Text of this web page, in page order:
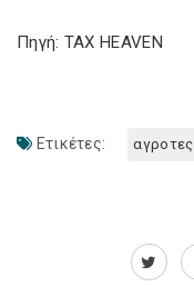
Πηγή: TAX HEAVEN
Ετικέτες: αγροτες